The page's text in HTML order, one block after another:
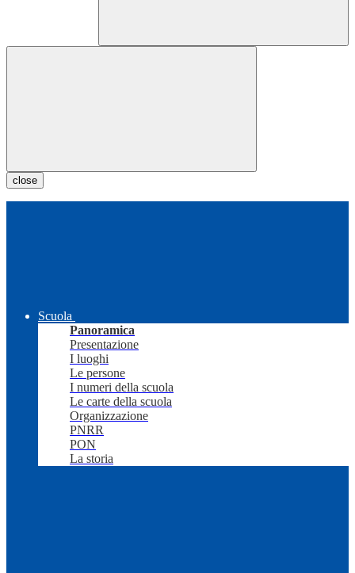
close
Scuola
Panoramica
Presentazione
I luoghi
Le persone
I numeri della scuola
Le carte della scuola
Organizzazione
PNRR
PON
La storia